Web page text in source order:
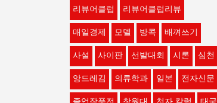
리뷰어클럽
리뷰어클럽리뷰
매일경제
모델 방콕
배껴쓰기
사설
사이판 선발대회 시론
심천
앙드레김
의류학과 일본
전자신문